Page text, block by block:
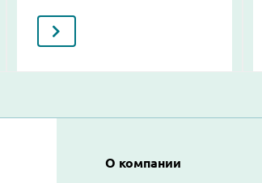
Основная
О компании